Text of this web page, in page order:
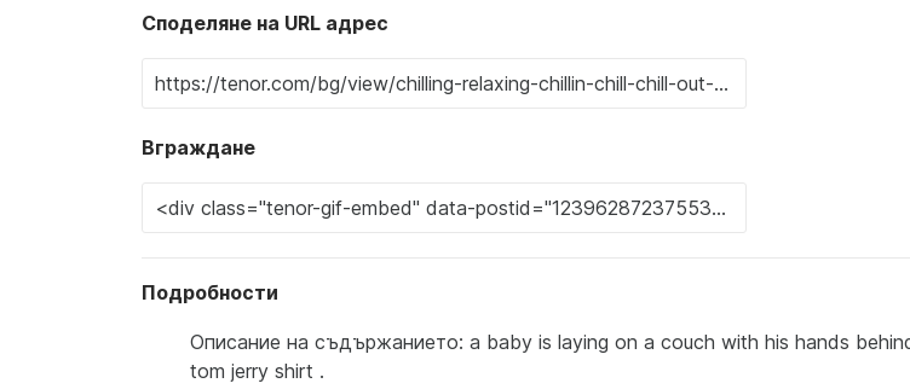
Споделяне на URL адрес
Вграждане
Подробности
Описание на съдържанието: a baby is laying on a couch with his hands
tom jerry shirt .